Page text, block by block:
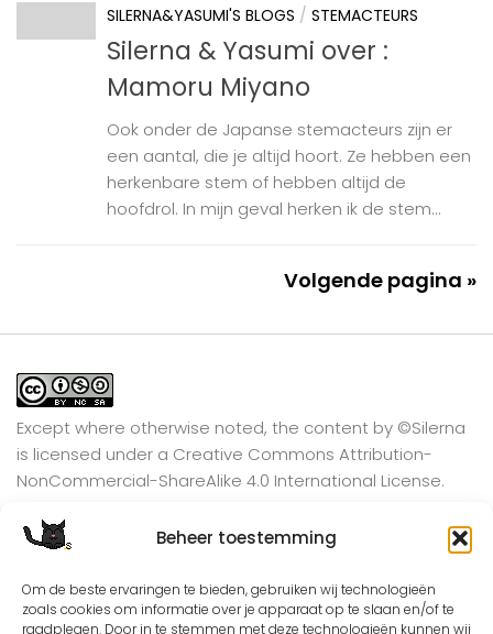
Beheer toestemming
Om de beste ervaringen te bieden, gebruiken wij technologieën
zoals cookies om informatie over je apparaat op te slaan en/of te
raadplegen. Door in te stemmen met deze technologieën kunnen wij
SILERNA&YASUMI'S BLOGS / STEMACTEURS
Silerna & Yasumi over :
Mamoru Miyano
Ook onder de Japanse stemacteurs zijn er
een aantal, die je altijd hoort. Ze hebben een
herkenbare stem of hebben altijd de
hoofdrol. In mijn geval herken ik de stem...
Volgende pagina »
Except where otherwise noted, the content by ©Silerna
is licensed under a Creative Commons Attribution-
NonCommercial-ShareAlike 4.0 International License.